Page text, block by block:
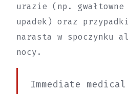
urazie (np.
upadek) oraz
narasta w spoczynku
nocy.
Immediate